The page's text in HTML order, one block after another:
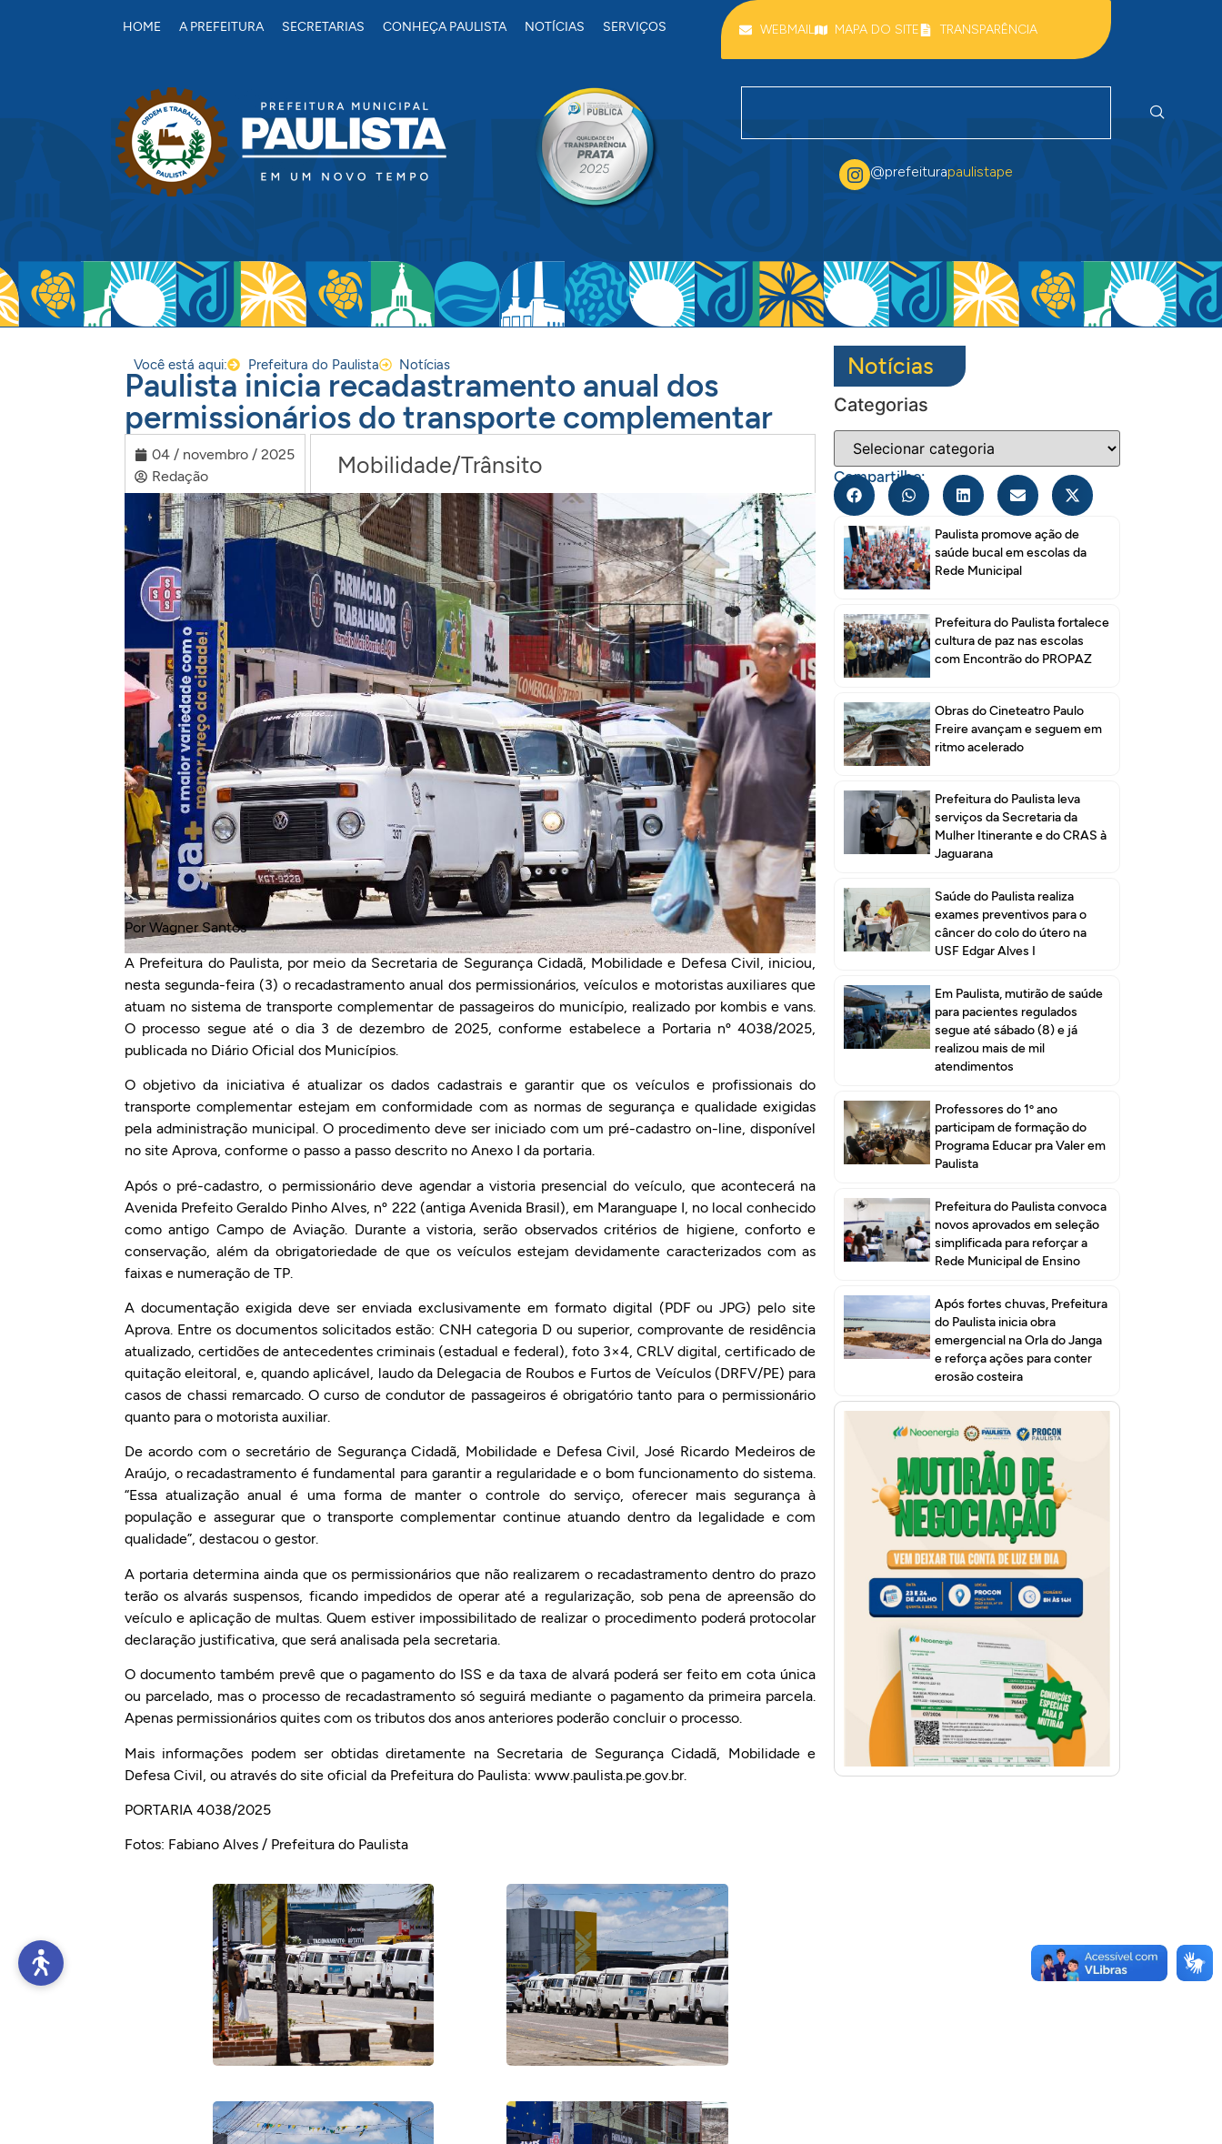
HOME A PREFEITURA SECRETARIAS CONHEÇA PAULISTA NOTÍCIAS SERVIÇOS WEBMAIL MAPA DO SITE TRANSPARÊNCIA
@prefeiturapaulistape
Você está aqui: Prefeitura do Paulista Notícias
Paulista inicia recadastramento anual dos
permissionários do transporte complementar
04 / novembro / 2025
Redação
Mobilidade/Trânsito
Por Wagner Santos
A Prefeitura do Paulista, por meio da Secretaria de Segurança Cidadã, Mobilidade e Defesa Civil, iniciou,
nesta segunda-feira (3) o recadastramento anual dos permissionários, veículos e motoristas auxiliares que
atuam no sistema de transporte complementar de passageiros do município, realizado por kombis e vans.
O processo segue até o dia 3 de dezembro de 2025, conforme estabelece a Portaria nº 4038/2025,
publicada no Diário Oficial dos Municípios.
O objetivo da iniciativa é atualizar os dados cadastrais e garantir que os veículos e profissionais do
transporte complementar estejam em conformidade com as normas de segurança e qualidade exigidas
pela administração municipal. O procedimento deve ser iniciado com um pré-cadastro on-line, disponível
no site Aprova, conforme o passo a passo descrito no Anexo I da portaria.
Após o pré-cadastro, o permissionário deve agendar a vistoria presencial do veículo, que acontecerá na
Avenida Prefeito Geraldo Pinho Alves, nº 222 (antiga Avenida Brasil), em Maranguape I, no local conhecido
como antigo Campo de Aviação. Durante a vistoria, serão observados critérios de higiene, conforto e
conservação, além da obrigatoriedade de que os veículos estejam devidamente caracterizados com as
faixas e numeração de TP.
A documentação exigida deve ser enviada exclusivamente em formato digital (PDF ou JPG) pelo site
Aprova. Entre os documentos solicitados estão: CNH categoria D ou superior, comprovante de residência
atualizado, certidões de antecedentes criminais (estadual e federal), foto 3×4, CRLV digital, certificado de
quitação eleitoral, e, quando aplicável, laudo da Delegacia de Roubos e Furtos de Veículos (DRFV/PE) para
casos de chassi remarcado. O curso de condutor de passageiros é obrigatório tanto para o permissionário
quanto para o motorista auxiliar.
De acordo com o secretário de Segurança Cidadã, Mobilidade e Defesa Civil, José Ricardo Medeiros de
Araújo, o recadastramento é fundamental para garantir a regularidade e o bom funcionamento do sistema.
“Essa atualização anual é uma forma de manter o controle do serviço, oferecer mais segurança à
população e assegurar que o transporte complementar continue atuando dentro da legalidade e com
qualidade”, destacou o gestor.
A portaria determina ainda que os permissionários que não realizarem o recadastramento dentro do prazo
terão os alvarás suspensos, ficando impedidos de operar até a regularização, sob pena de apreensão do
veículo e aplicação de multas. Quem estiver impossibilitado de realizar o procedimento poderá protocolar
declaração justificativa, que será analisada pela secretaria.
O documento também prevê que o pagamento do ISS e da taxa de alvará poderá ser feito em cota única
ou parcelado, mas o processo de recadastramento só seguirá mediante o pagamento da primeira parcela.
Apenas permissionários quites com os tributos dos anos anteriores poderão concluir o processo.
Mais informações podem ser obtidas diretamente na Secretaria de Segurança Cidadã, Mobilidade e
Defesa Civil, ou através do site oficial da Prefeitura do Paulista: www.paulista.pe.gov.br.
PORTARIA 4038/2025
Fotos: Fabiano Alves / Prefeitura do Paulista
Notícias
Categorias
Compartilhe:
Paulista promove ação de
saúde bucal em escolas da
Rede Municipal
Prefeitura do Paulista fortalece
cultura de paz nas escolas
com Encontrão do PROPAZ
Obras do Cineteatro Paulo
Freire avançam e seguem em
ritmo acelerado
Prefeitura do Paulista leva
serviços da Secretaria da
Mulher Itinerante e do CRAS à
Jaguarana
Saúde do Paulista realiza
exames preventivos para o
câncer do colo do útero na
USF Edgar Alves I
Em Paulista, mutirão de saúde
para pacientes regulados
segue até sábado (8) e já
realizou mais de mil
atendimentos
Professores do 1º ano
participam de formação do
Programa Educar pra Valer em
Paulista
Prefeitura do Paulista convoca
novos aprovados em seleção
simplificada para reforçar a
Rede Municipal de Ensino
Após fortes chuvas, Prefeitura
do Paulista inicia obra
emergencial na Orla do Janga
e reforça ações para conter
erosão costeira